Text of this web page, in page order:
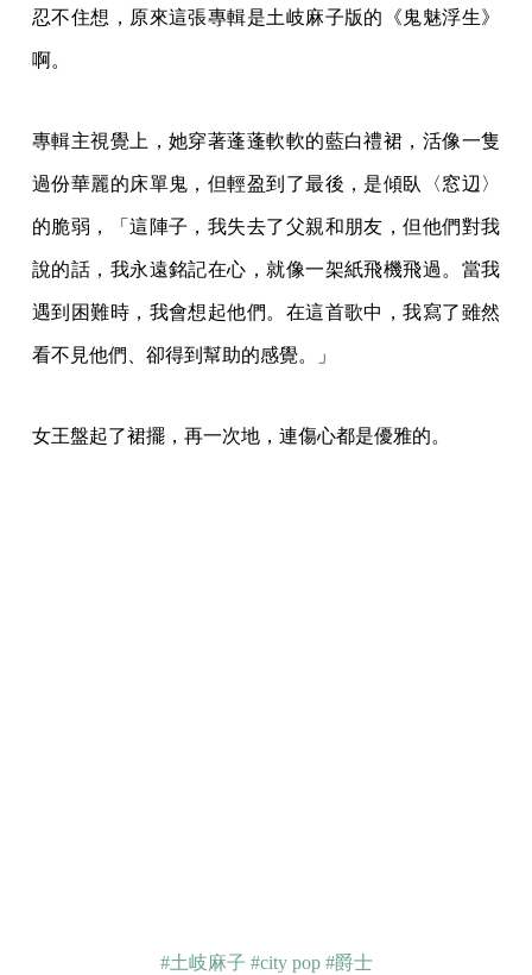
忍不住想，原來這張專輯是土岐麻子版的《鬼魅浮生》
啊。
專輯主視覺上，她穿著蓬蓬軟軟的藍白禮裙，活像一隻
過份華麗的床單鬼，但輕盈到了最後，是傾臥〈窓辺〉
的脆弱，「這陣子，我失去了父親和朋友，但他們對我
說的話，我永遠銘記在心，就像一架紙飛機飛過。當我
遇到困難時，我會想起他們。在這首歌中，我寫了雖然
看不見他們、卻得到幫助的感覺。」
女王盤起了裙擺，再一次地，連傷心都是優雅的。
#土岐麻子 #city pop #爵士